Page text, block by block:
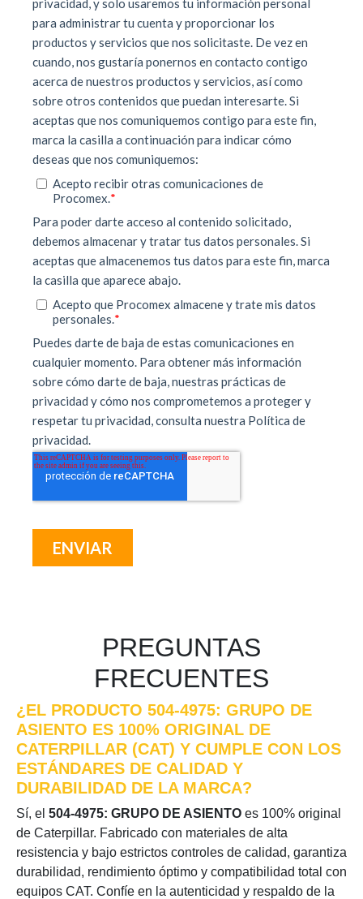
PREGUNTAS
FRECUENTES
¿EL PRODUCTO 504-4975: GRUPO DE
ASIENTO ES 100% ORIGINAL DE
CATERPILLAR (CAT) Y CUMPLE CON LOS
ESTÁNDARES DE CALIDAD Y
DURABILIDAD DE LA MARCA?
Sí, el 504-4975: GRUPO DE ASIENTO es 100% original
de Caterpillar. Fabricado con materiales de alta
resistencia y bajo estrictos controles de calidad, garantiza
durabilidad, rendimiento óptimo y compatibilidad total con
equipos CAT. Confíe en la autenticidad y respaldo de la